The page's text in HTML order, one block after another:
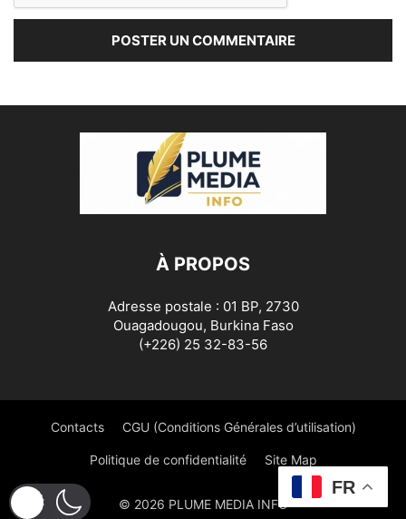
À PROPOS
Adresse postale : 01 BP, 2730
Ouagadougou, Burkina Faso
(+226) 25 32-83-56
Contacts CGU (Conditions Générales d’utilisation)
Politique de confidentialité Site Map
© 2026 PLUME MEDIA INFO
FR